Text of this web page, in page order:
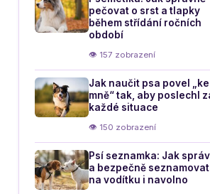
pečovat o srst a tlapky
během střídání ročních
období
👁 157 zobrazení
Jak naučit psa povel „ke
mně“ tak, aby poslechl
každé situace
👁 150 zobrazení
Psí seznamka: Jak
a bezpečně
na vodítku i navolno